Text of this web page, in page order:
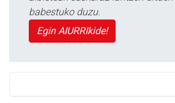
babestuko duzu.
Egin AIURRIkide!